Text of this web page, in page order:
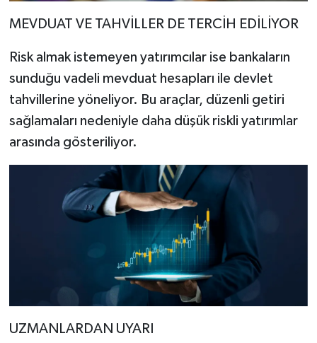
MEVDUAT VE TAHVİLLER DE TERCİH EDİLİYOR
Risk almak istemeyen yatırımcılar ise bankaların
sunduğu vadeli mevduat hesapları ile devlet
tahvillerine yöneliyor. Bu araçlar, düzenli getiri
sağlamaları nedeniyle daha düşük riskli yatırımlar
arasında gösteriliyor.
UZMANLARDAN UYARI